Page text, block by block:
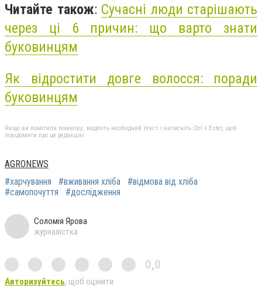
Читайте також: Сучасні люди старішають
через ці 6 причин: що варто знати
буковинцям
Як відростити довге волосся: поради
буковинцям
Якщо ви помітили помилку, виділіть необхідний текст і натисніть Ctrl + Enter, щоб
повідомити про це редакцію
AGRONEWS
#харчування
#вживання хліба
#відмова від хліба
#самопочуття
#дослідження
Соломія Ярова
журналістка
0,0
Авторизуйтесь, щоб оцінити